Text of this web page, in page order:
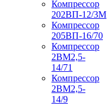
Компрессор
202ВП-12/3М
Компрессор
205ВП-16/70
Компрессор
2ВМ2,5-
14/71
Компрессор
2ВМ2,5-
14/9